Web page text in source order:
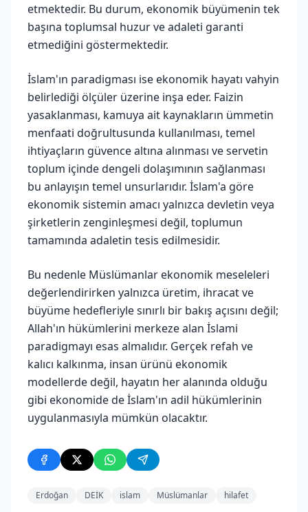
etmektedir. Bu durum, ekonomik büyümenin tek
başına toplumsal huzur ve adaleti garanti
etmediğini göstermektedir.
İslam'ın paradigması ise ekonomik hayatı vahyin
belirlediği ölçüler üzerine inşa eder. Faizin
yasaklanması, kamuya ait kaynakların ümmetin
menfaati doğrultusunda kullanılması, temel
ihtiyaçların güvence altına alınması ve servetin
toplum içinde dengeli dolaşımının sağlanması
bu anlayışın temel unsurlarıdır. İslam'a göre
ekonomik sistemin amacı yalnızca devletin veya
şirketlerin zenginleşmesi değil, toplumun
tamamında adaletin tesis edilmesidir.
Bu nedenle Müslümanlar ekonomik meseleleri
değerlendirirken yalnızca üretim, ihracat ve
büyüme hedefleriyle sınırlı bir bakış açısını değil;
Allah'ın hükümlerini merkeze alan İslami
paradigmayı esas almalıdır. Gerçek refah ve
kalıcı kalkınma, insan ürünü ekonomik
modellerde değil, hayatın her alanında olduğu
gibi ekonomide de İslam'ın adil hükümlerinin
uygulanmasıyla mümkün olacaktır.
Erdoğan DEİK islam Müslümanlar hilafet